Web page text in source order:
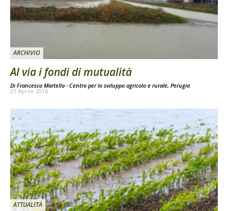
ARCHIVIO
Al via i fondi di mutualità
Di Francesco Martella - Centro per lo sviluppo agricolo e rurale, Perugia -
27 Aprile 2016
ATTUALITÀ